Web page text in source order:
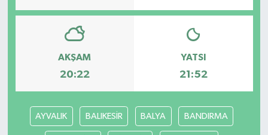
AKŞAM
20:22
YATSI
21:52
AYVALIK BALIKESİR BALYA BANDIRMA